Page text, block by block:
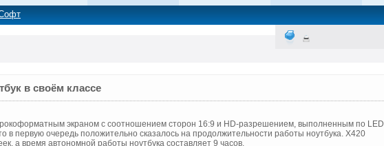
в своём классе
экраном с соотношением сторон 16:9 и HD-разрешением, выполненным по LED
в первую очередь положительно сказалось на продолжительности работы ноутбука. Х420
а время автономной работы ноутбука составляет 9 часов.